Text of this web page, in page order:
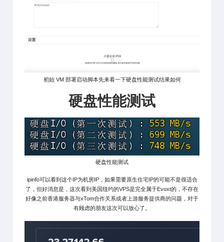
初始 VM 部署启动脚本先来看一下硬盘性能测试结果如何
硬盘性能测试
硬盘性能测试
ipinfo可以看到这个IP为机房IP，如果需要原生住宅IP的可能不是很适合
了，但好消息是，这次看到美国纽约的VPS是完全属于Evoxt的，不存在
好像之前香港服务器与xTom合作关系或者上游服务提供商的问题，对于
有顾虑的朋友这次可以放心了。